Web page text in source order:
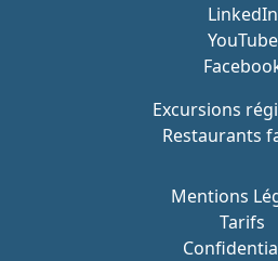
Mentions
Tarifs
LinkedIn
YouTube
Excursions
Restaurants